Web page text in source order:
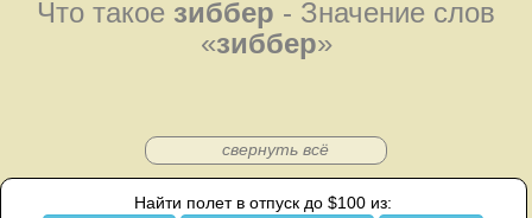
Что такое зиббер - Значение слов
«зиббер»
свернуть всё
Найти полет в отпуск до $100 из: